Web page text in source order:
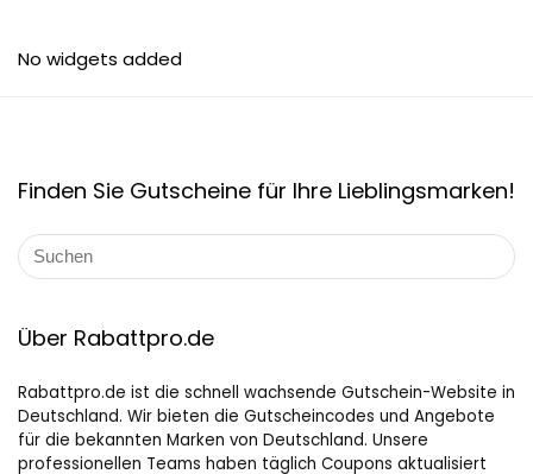
No widgets added
Finden Sie Gutscheine für Ihre Lieblingsmarken!
Über Rabattpro.de
Rabattpro.de ist die schnell wachsende Gutschein-Website in
Deutschland. Wir bieten die Gutscheincodes und Angebote
für die bekannten Marken von Deutschland. Unsere
professionellen Teams haben täglich Coupons aktualisiert